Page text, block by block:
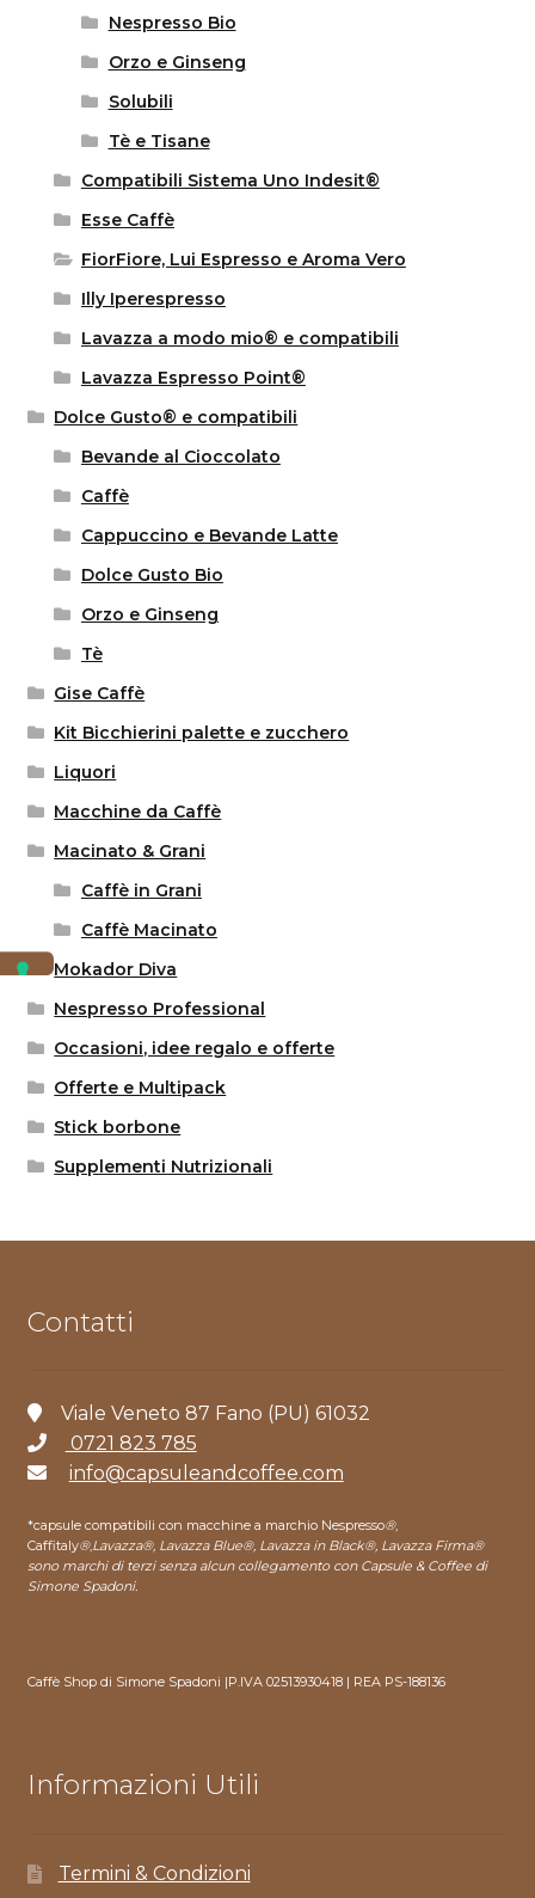
Nespresso Bio
Orzo e Ginseng
Solubili
Tè e Tisane
Compatibili Sistema Uno Indesit®
Esse Caffè
FiorFiore, Lui Espresso e Aroma Vero
Illy Iperespresso
Lavazza a modo mio® e compatibili
Lavazza Espresso Point®
Dolce Gusto® e compatibili
Bevande al Cioccolato
Caffè
Cappuccino e Bevande Latte
Dolce Gusto Bio
Orzo e Ginseng
Tè
Gise Caffè
Kit Bicchierini palette e zucchero
Liquori
Macchine da Caffè
Macinato & Grani
Caffè in Grani
Caffè Macinato
Mokador Diva
Nespresso Professional
Occasioni, idee regalo e offerte
Offerte e Multipack
Stick borbone
Supplementi Nutrizionali
Contatti
Viale Veneto 87 Fano (PU) 61032
0721 823 785
info@capsuleandcoffee.com
*capsule compatibili con macchine a marchio Nespresso®,
Caffitaly®,Lavazza®, Lavazza Blue®, Lavazza in Black®, Lavazza Firma®
sono marchi di terzi senza alcun collegamento con Capsule & Coffee di
Simone Spadoni.
Caffè Shop di Simone Spadoni |P.IVA 02513930418 | REA PS-188136
Informazioni Utili
Termini & Condizioni